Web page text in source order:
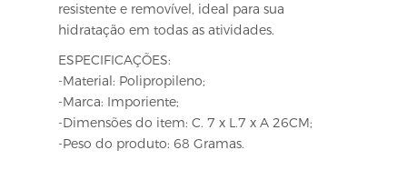
resistente e removível, ideal para sua
hidratação em todas as atividades.
ESPECIFICAÇÕES:
-Material: Polipropileno;
-Marca: Imporiente;
-Dimensões do item: C. 7 x L.7 x A 26CM;
-Peso do produto: 68 Gramas.